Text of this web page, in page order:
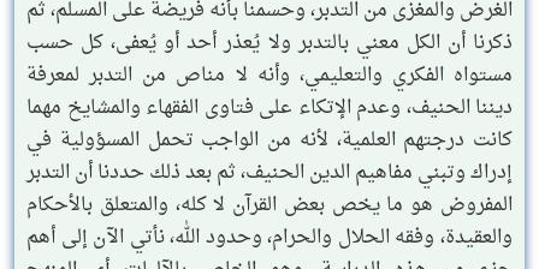
الغرض والمغزى من التدبر، وحسمنا بأنه فريضة على المسلم، ثم
ذكرنا أن الكل معني بالتدبر ولا يُعذر أحد أو يُعفى، كل حسب
مستواه الفكري والتعليمي، وأنه لا مناص من التدبر لمعرفة
ديننا الحنيف، وعدم الإتكاء على فتاوى الفقهاء والمشايخ مهما
كانت درجتهم العلمية، لأنه من الواجب تحمل المسؤولية في
إدراك وتبني مفاهيم الدين الحنيف، ثم بعد ذلك حددنا أن التدبر
المفروض هو ما يخص بعض القرآن لا كله، والمتعلق بالأحكام
والعقيدة، وفقه الحلال والحرام، وحدود الله، نأتي الآن إلى أهم